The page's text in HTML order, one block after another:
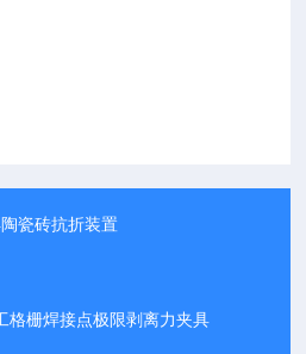
瓷砖抗折装置
格栅焊接点极限剥离力夹具